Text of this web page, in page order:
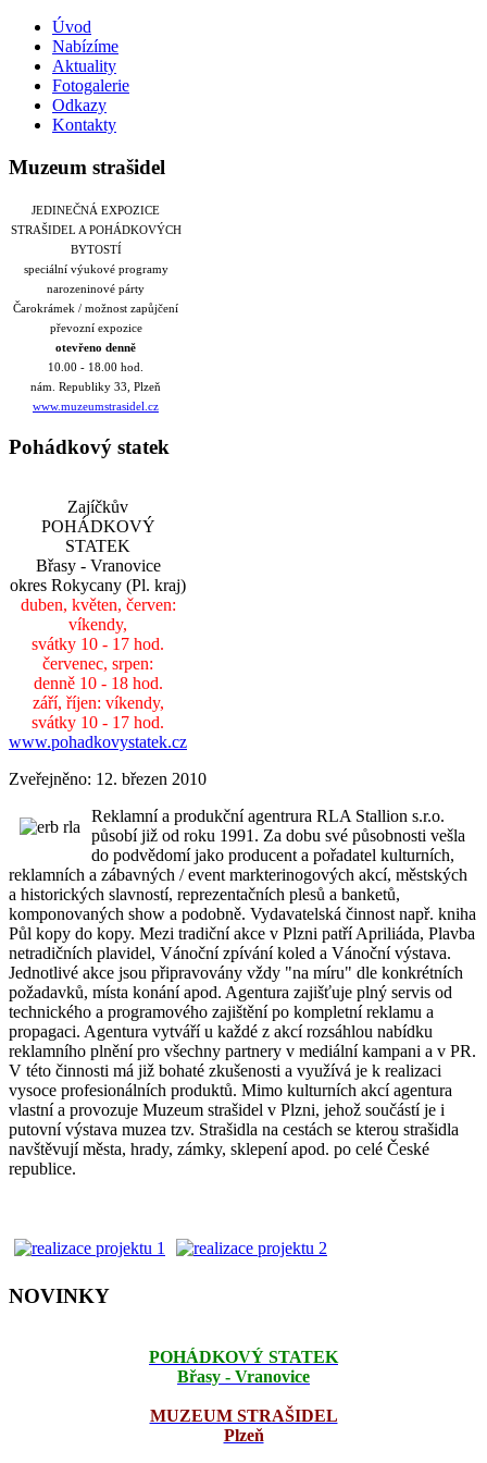
Úvod
Nabízíme
Aktuality
Fotogalerie
Odkazy
Kontakty
Muzeum strašidel
JEDINEČNÁ EXPOZICE
STRAŠIDEL A POHÁDKOVÝCH
BYTOSTÍ
speciální výukové programy
narozeninové párty
Čarokrámek / možnost zapůjčení
převozní expozice
otevřeno denně
10.00 - 18.00 hod.
nám. Republiky 33, Plzeň
www.muzeumstrasidel.cz
Pohádkový statek
Zajíčkův
POHÁDKOVÝ
STATEK
Břasy - Vranovice
okres Rokycany (Pl. kraj)
duben, květen, červen:
víkendy,
svátky 10 - 17 hod.
červenec, srpen:
denně 10 - 18 hod.
září, říjen: víkendy,
svátky 10 - 17 hod.
www.pohadkovystatek.cz
Zveřejněno: 12. březen 2010
Reklamní a produkční agentrura RLA Stallion s.r.o.
působí již od roku 1991. Za dobu své působnosti vešla
do podvědomí jako producent a pořadatel kulturních,
reklamních a zábavných / event markterinogových akcí, městských
a historických slavností, reprezentačních plesů a banketů,
komponovaných show a podobně. Vydavatelská činnost např. kniha
Půl kopy do kopy. Mezi tradiční akce v Plzni patří Apriliáda, Plavba
netradičních plavidel, Vánoční zpívání koled a Vánoční výstava.
Jednotlivé akce jsou připravovány vždy "na míru" dle konkrétních
požadavků, místa konání apod. Agentura zajišťuje plný servis od
technického a programového zajištění po kompletní reklamu a
propagaci. Agentura vytváří u každé z akcí rozsáhlou nabídku
reklamního plnění pro všechny partnery v mediální kampani a v PR.
V této činnosti má již bohaté zkušenosti a využívá je k realizaci
vysoce profesionálních produktů. Mimo kulturních akcí agentura
vlastní a provozuje Muzeum strašidel v Plzni, jehož součástí je i
putovní výstava muzea tzv. Strašidla na cestách se kterou strašidla
navštěvují města, hrady, zámky, sklepení apod. po celé České
republice.
NOVINKY
POHÁDKOVÝ STATEK
Břasy - Vranovice
MUZEUM STRAŠIDEL
Plzeň